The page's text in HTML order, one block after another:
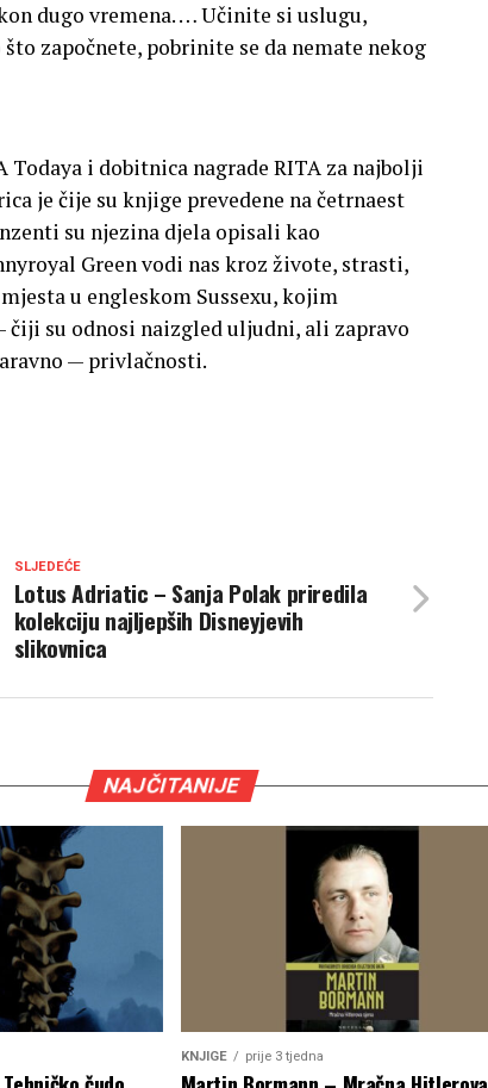
dugo vremena. … Učinite si uslugu,
započnete, pobrinite se da nemate nekog
i dobitnica nagrade RITA za najbolji
je čije su knjige prevedene na četrnaest
su njezina djela opisali kao
Green vodi nas kroz živote, strasti,
u engleskom Sussexu, kojim
su odnosi naizgled uljudni, ali zapravo
— privlačnosti.
SLJEDEĆE
Lotus Adriatic – Sanja Polak priredila
kolekciju najljepših Disneyjevih
slikovnica
NAJČITANIJE
KNJIGE prije 3 tjedna